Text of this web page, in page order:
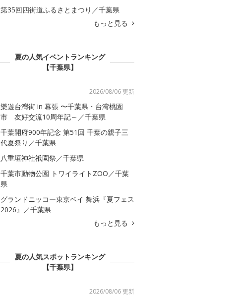
第35回四街道ふるさとまつり／千葉県
もっと見る
夏の人気イベントランキング
【千葉県】
2026/08/06 更新
樂遊台灣街 in 幕張 〜千葉県・台湾桃園
市 友好交流10周年記～／千葉県
千葉開府900年記念 第51回 千葉の親子三
代夏祭り／千葉県
八重垣神社祇園祭／千葉県
千葉市動物公園 トワイライトZOO／千葉
県
グランドニッコー東京ベイ 舞浜『夏フェス
2026』／千葉県
もっと見る
夏の人気スポットランキング
【千葉県】
2026/08/06 更新